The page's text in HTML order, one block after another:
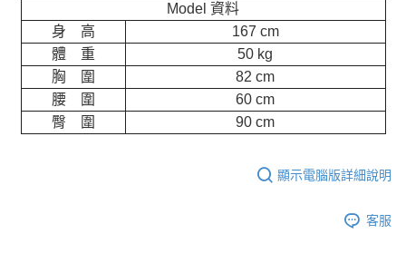
Model 資料
身 高
167 cm
體 重
50 kg
胸 圍
82 cm
腰 圍
60 cm
臀 圍
90 cm
顯示電腦版詳細說明
客服